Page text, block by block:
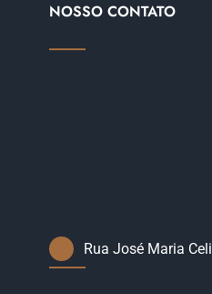
NOSSO CONTATO
Rua José Maria